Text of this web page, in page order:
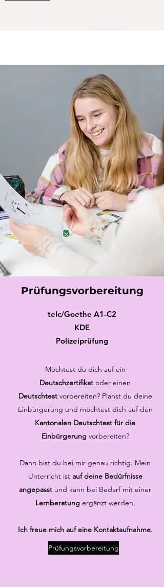
Prüfungsvorbereitung
telc/Goethe A1-C2
KDE
Polizeiprüfung
Möchtest du dich auf ein
Deutschzertifikat oder einen
Deutschtest vorbereiten? Planst du deine
Einbürgerung und möchtest dich auf den
Kantonalen Deutschtest für die
Einbürgerungvorbereiten?
Dann bist du bei mir genau richtig. Mein
Unterricht ist auf deine Bedürfnisse
angepasst und kann bei Bedarf mit einer
Lernberatung ergänzt werden.
Ich freue mich auf eine Kontaktaufnahme.
Prüfungsvorbereitung